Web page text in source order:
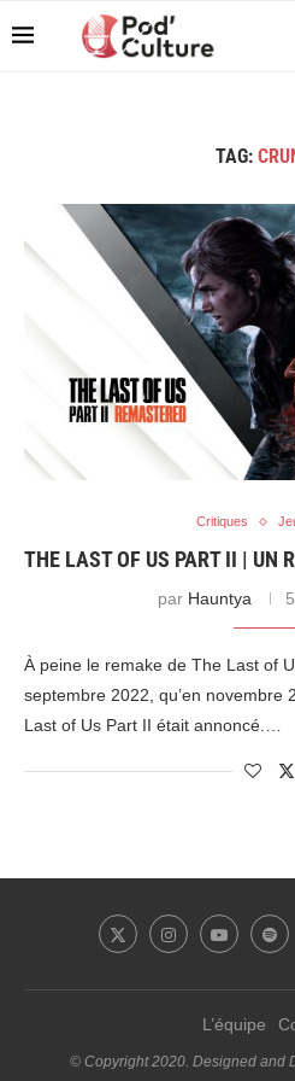
TAG:
Critiques
THE LAST OF US PART II | UN
par Hauntya
À peine le remake de The Last of
septembre 2022, qu’en novembre
Last of Us Part II était annoncé.…
L’équipe
© Copyright 2020. Designed and